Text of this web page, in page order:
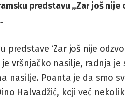
predstavu „Zar još
predstave ‘Zar još nije
je vršnjačko nasilje, radnja
nasilje. Poanta je da smo
Halvadžić, koji već